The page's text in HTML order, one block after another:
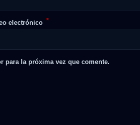
electrónico *
para la próxima vez que comente.